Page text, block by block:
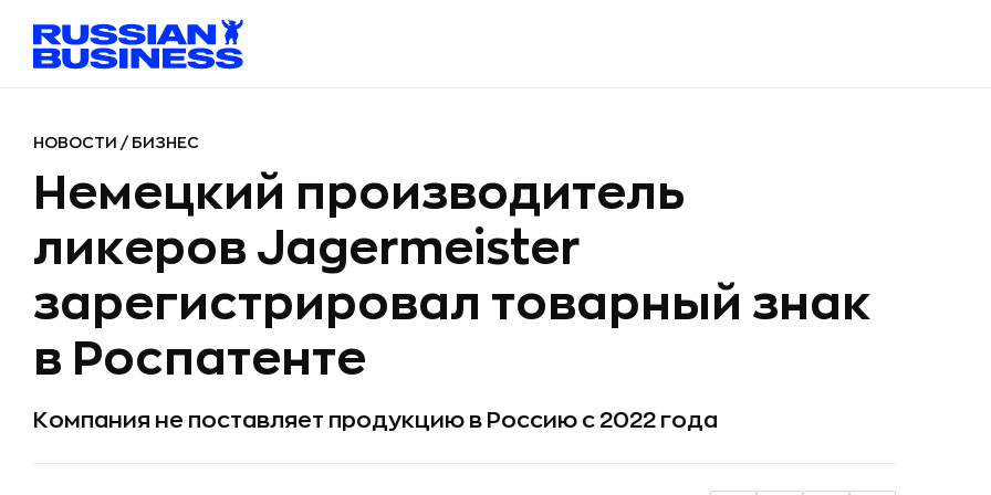
НОВОСТИ / БИЗНЕС
Немецкий производитель
ликеров Jagermeister
зарегистрировал товарный знак
в Роспатенте
Компания не поставляет продукцию в Россию с 2022 года